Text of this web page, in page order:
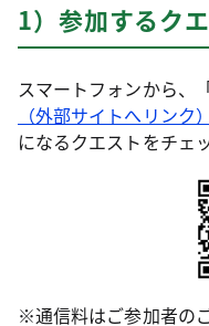
1）参加するク
スマートフォンから、
（外部サイトへリンク）
になるクエストをチェ
※通信料はご参加者のご